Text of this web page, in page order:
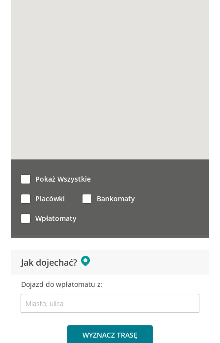
Jak dojechać?
Dojazd do wpłatomatu z:
WYZNACZ TRASĘ
Pokaż Wszystkie
Placówki Bankomaty
Wpłatomaty